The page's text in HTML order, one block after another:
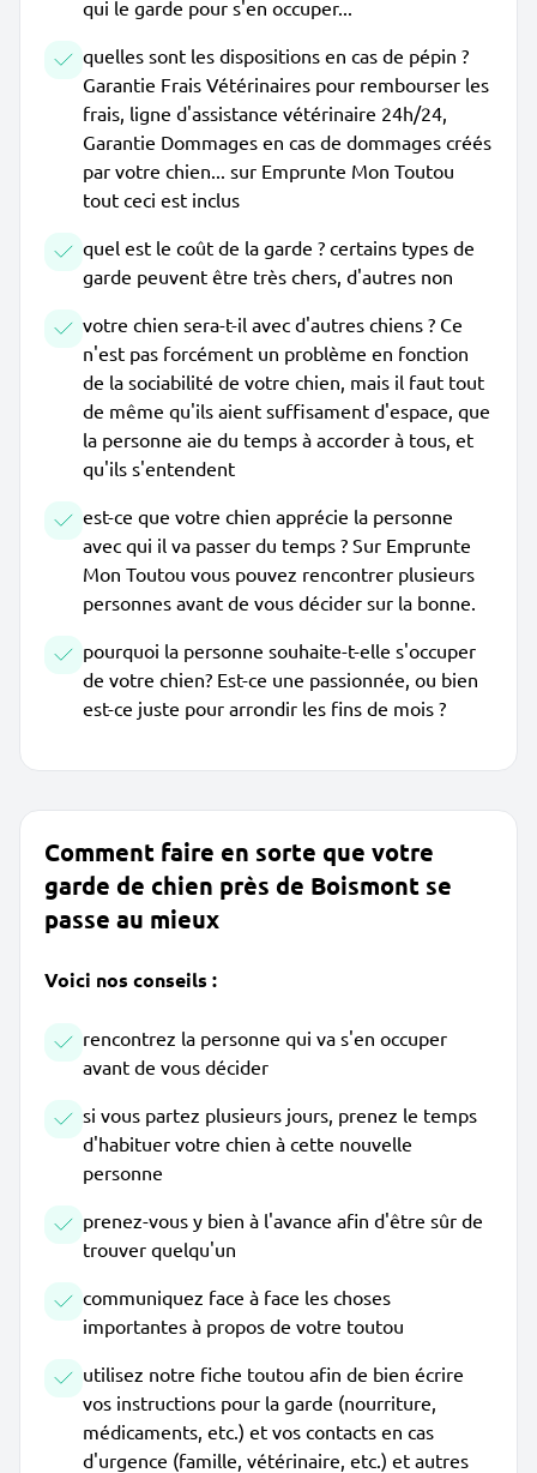
qui le garde pour s'en occuper...
quelles sont les dispositions en cas de pépin ?
Garantie Frais Vétérinaires pour rembourser les
frais, ligne d'assistance vétérinaire 24h/24,
Garantie Dommages en cas de dommages créés
par votre chien... sur Emprunte Mon Toutou
tout ceci est inclus
quel est le coût de la garde ? certains types de
garde peuvent être très chers, d'autres non
votre chien sera-t-il avec d'autres chiens ? Ce
n'est pas forcément un problème en fonction
de la sociabilité de votre chien, mais il faut tout
de même qu'ils aient suffisament d'espace, que
la personne aie du temps à accorder à tous, et
qu'ils s'entendent
est-ce que votre chien apprécie la personne
avec qui il va passer du temps ? Sur Emprunte
Mon Toutou vous pouvez rencontrer plusieurs
personnes avant de vous décider sur la bonne.
pourquoi la personne souhaite-t-elle s'occuper
de votre chien? Est-ce une passionnée, ou bien
est-ce juste pour arrondir les fins de mois ?
Comment faire en sorte que votre
garde de chien près de Boismont se
passe au mieux
Voici nos conseils :
rencontrez la personne qui va s'en occuper
avant de vous décider
si vous partez plusieurs jours, prenez le temps
d'habituer votre chien à cette nouvelle
personne
prenez-vous y bien à l'avance afin d'être sûr de
trouver quelqu'un
communiquez face à face les choses
importantes à propos de votre toutou
utilisez notre fiche toutou afin de bien écrire
vos instructions pour la garde (nourriture,
médicaments, etc.) et vos contacts en cas
d'urgence (famille, vétérinaire, etc.) et autres